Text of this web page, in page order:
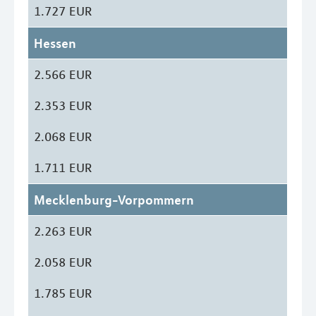
1.727 EUR
Hessen
2.566 EUR
2.353 EUR
2.068 EUR
1.711 EUR
Mecklenburg-Vorpommern
2.263 EUR
2.058 EUR
1.785 EUR